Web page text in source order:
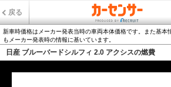
戻る
新車時価格はメーカー発表当時の車両本体価格です。また基本
もメーカー発表時の情報に基いています。
日産 ブルーバードシルフィ 2.0 アクシスの燃費